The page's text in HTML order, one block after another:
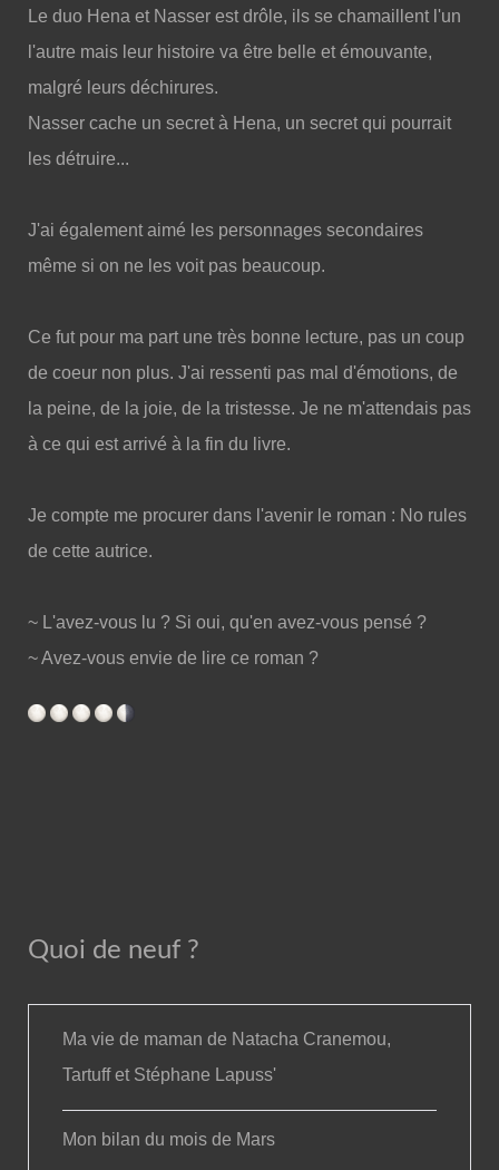
Le duo Hena et Nasser est drôle, ils se chamaillent l'un
l'autre mais leur histoire va être belle et émouvante,
malgré leurs déchirures.
Nasser cache un secret à Hena, un secret qui pourrait
les détruire...
J'ai également aimé les personnages secondaires
même si on ne les voit pas beaucoup.
Ce fut pour ma part une très bonne lecture, pas un coup
de coeur non plus. J'ai ressenti pas mal d'émotions, de
la peine, de la joie, de la tristesse. Je ne m'attendais pas
à ce qui est arrivé à la fin du livre.
Je compte me procurer dans l'avenir le roman : No rules
de cette autrice.
~ L'avez-vous lu ? Si oui, qu'en avez-vous pensé ?
~ Avez-vous envie de lire ce roman ?
Quoi de neuf ?
Ma vie de maman de Natacha Cranemou,
Tartuff et Stéphane Lapuss'
Mon bilan du mois de Mars